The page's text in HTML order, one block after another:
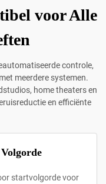
voor Alle
controle,
meerdere systemen.
home theaters en
en efficiënte
startvolgorde voor